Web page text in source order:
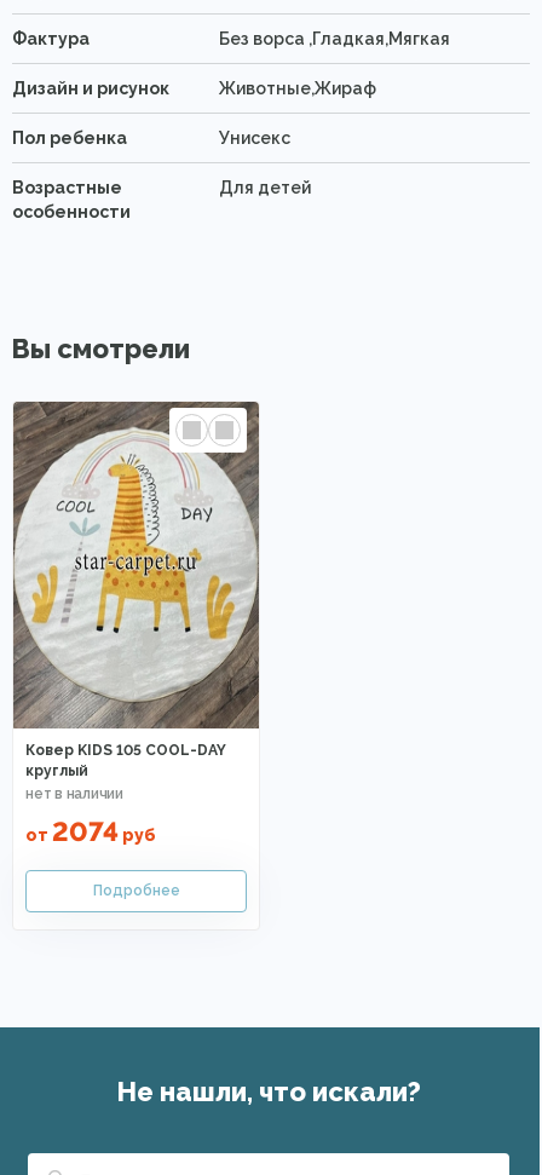
Фактура Без ворса ,Гладкая,Мягкая
Дизайн и рисунок Животные,Жираф
Пол ребенка Унисекс
Возрастные
особенности
Для детей
Вы смотрели
Ковер KIDS 105 COOL-DAY
круглый
от 2074 руб
Не нашли, что искали?